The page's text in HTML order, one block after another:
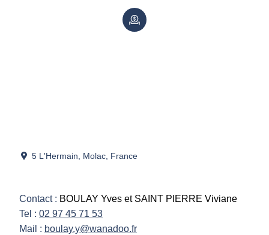
5 L'Hermain, Molac, France
Contact : BOULAY Yves et SAINT PIERRE Viviane
Tel : 02 97 45 71 53
Mail : boulay.y@wanadoo.fr